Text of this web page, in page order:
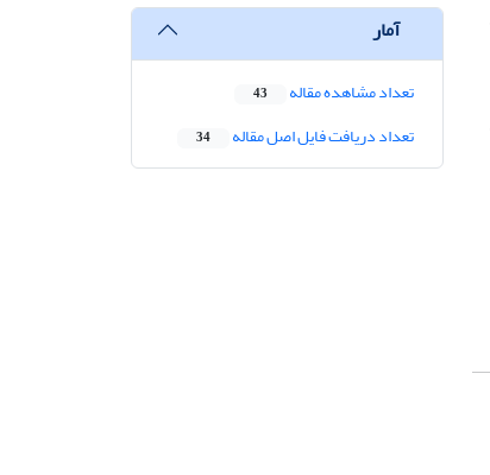
آمار
تعداد مشاهده مقاله 43
تعداد دریافت فایل اصل مقاله 34